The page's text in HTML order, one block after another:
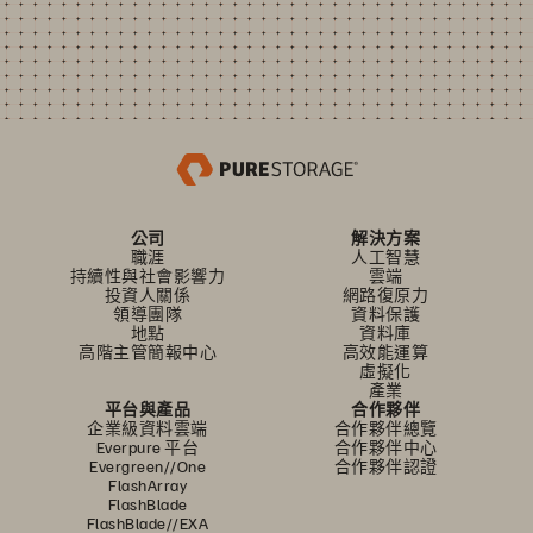
公司
職涯
持續性與社會影響力
投資人關係
領導團隊
地點
高階主管簡報中心
解決方案
人工智慧
雲端
網路復原力
資料保護
資料庫
高效能運算
虛擬化
產業
平台與產品
企業級資料雲端
Everpure 平台
Evergreen//One
FlashArray
FlashBlade
FlashBlade//EXA
合作夥伴
合作夥伴總覽
合作夥伴中心
合作夥伴認證